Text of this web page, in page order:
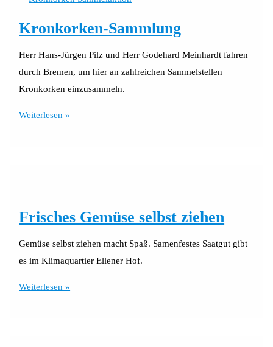
den
Kronkorken-Sammlung
Herr Hans-Jürgen Pilz und Herr Godehard Meinhardt fahren
durch Bremen, um hier an zahlreichen Sammelstellen
Kronkorken einzusammeln.
Kronkorken-
Weiterlesen »
Frisches Gemüse selbst ziehen
Gemüse selbst ziehen macht Spaß. Samenfestes Saatgut gibt
es im Klimaquartier Ellener Hof.
Frisches
Weiterlesen »